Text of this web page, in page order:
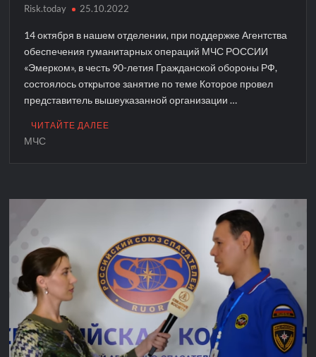
Risk.today 25.10.2022
14 октября в нашем отделении, при поддержке Агентства
обеспечения гуманитарных операций МЧС РОССИИ
«Эмерком», в честь 90-летия Гражданской обороны РФ,
состоялось открытое занятие по теме Которое провел
представитель вышеуказанной организации …
ЧИТАЙТЕ ДАЛЕЕ
МЧС